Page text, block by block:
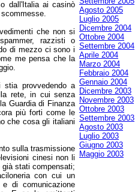
dall'Italia ai casinò
che non si
razzisti o
di mezzo ci sono i
me pensa che la
provvedendo a
rete, in cui senza
Guardia di Finanza
più forti come le
che cosa gli italiani
sulla trasmissione
cinesi non li
stati compensati;
con cui un
di comunicazione
Agosto 2005
Luglio 2005
Dicembre 2004
Ottobre 2004
Settembre 2004
Aprile 2004
Marzo 2004
Febbraio 2004
Gennaio 2004
Dicembre 2003
Novembre 2003
Ottobre 2003
Settembre 2003
Agosto 2003
Luglio 2003
Giugno 2003
Maggio 2003